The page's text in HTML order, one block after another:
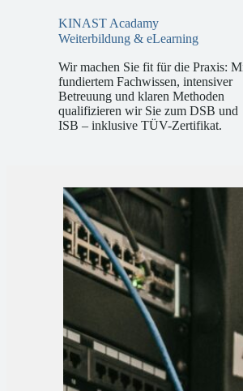
KINAST Acadamy
Wir machen Sie fit für die Praxis: Mit
fundiertem Fachwissen, intensiver
Betreuung und klaren Methoden
qualifizieren wir Sie zum DSB und